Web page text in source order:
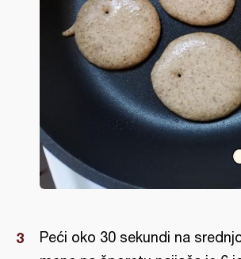
Peći oko 30 sekundi na